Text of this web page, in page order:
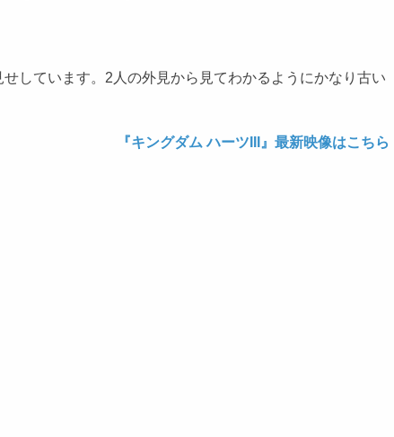
しています。2人の外見から見てわかるようにかなり古い
『キングダム ハーツIII』最新映像はこちら